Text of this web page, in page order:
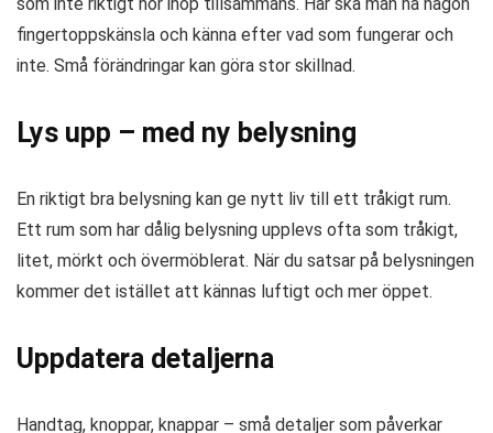
fingertoppskänsla och känna efter vad som fungerar och
inte. Små förändringar kan göra stor skillnad.
Lys upp – med ny belysning
En riktigt bra belysning kan ge nytt liv till ett tråkigt rum.
Ett rum som har dålig belysning upplevs ofta som tråkigt,
litet, mörkt och övermöblerat. När du satsar på belysningen
kommer det istället att kännas luftigt och mer öppet.
Uppdatera detaljerna
Handtag, knoppar, knappar – små detaljer som påverkar